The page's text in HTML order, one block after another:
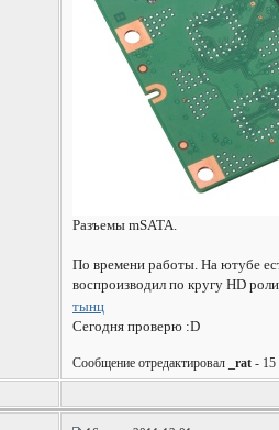
Разъемы mSATA.
По времени работы. На ютубе
воспроизводил по кругу HD
тынц
Сегодня проверю :D
Сообщение отредактировал _rat- 15